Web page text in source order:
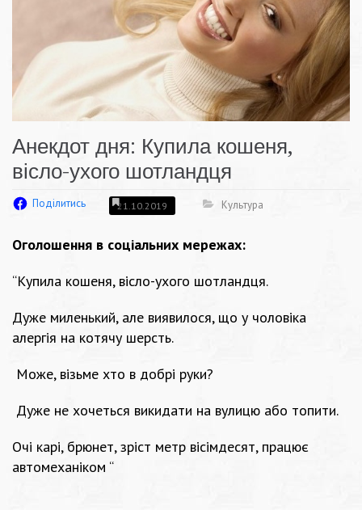
Анекдот дня: Купила кошеня,
вісло-ухого шотландця
Поділитись 21.10.2019 Культура
Оголошення в соціальних мережах:
“Купила кошеня, вісло-ухого шотландця.
Дуже миленький, але виявилося, що у чоловіка
алергія на котячу шерсть.
Може, візьме хто в добрі руки?
Дуже не хочеться викидати на вулицю або топити.
Очі карі, брюнет, зріст метр вісімдесят, працює
автомеханіком “